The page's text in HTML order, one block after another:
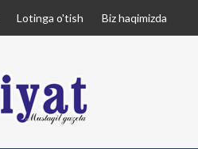
Lotinga o'tish Biz haqimizda